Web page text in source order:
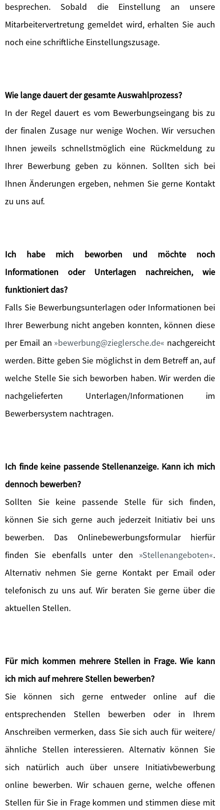
besprechen. Sobald die Einstellung an unsere
Mitarbeitervertretung gemeldet wird, erhalten Sie auch
noch eine schriftliche Einstellungszusage.
Wie lange dauert der gesamte Auswahlprozess?
In der Regel dauert es vom Bewerbungseingang bis zu
der finalen Zusage nur wenige Wochen. Wir versuchen
Ihnen jeweils schnellstmöglich eine Rückmeldung zu
Ihrer Bewerbung geben zu können. Sollten sich bei
Ihnen Änderungen ergeben, nehmen Sie gerne Kontakt
zu uns auf.
Ich habe mich beworben und möchte noch
Informationen oder Unterlagen nachreichen, wie
funktioniert das?
Falls Sie Bewerbungsunterlagen oder Informationen bei
Ihrer Bewerbung nicht angeben konnten, können diese
per Email an
bewerbung@zieglersche.de nachgereicht
werden. Bitte geben Sie möglichst in dem Betreff an, auf
welche Stelle Sie sich beworben haben. Wir werden die
nachgelieferten Unterlagen/Informationen im
Bewerbersystem nachtragen.
Ich finde keine passende Stellenanzeige. Kann ich mich
dennoch bewerben?
Sollten Sie keine passende Stelle für sich finden,
können Sie sich gerne auch jederzeit Initiativ bei uns
bewerben. Das Onlinebewerbungsformular hierfür
finden Sie ebenfalls unter den
Stellenangeboten .
Alternativ nehmen Sie gerne Kontakt per Email oder
telefonisch zu uns auf. Wir beraten Sie gerne über die
aktuellen Stellen.
Für mich kommen mehrere Stellen in Frage. Wie kann
ich mich auf mehrere Stellen bewerben?
Sie können sich gerne entweder online auf die
entsprechenden Stellen bewerben oder in Ihrem
Anschreiben vermerken, dass Sie sich auch für weitere/
ähnliche Stellen interessieren. Alternativ können Sie
sich natürlich auch über unsere Initiativbewerbung
online bewerben. Wir schauen gerne, welche offenen
Stellen für Sie in Frage kommen und stimmen diese mit